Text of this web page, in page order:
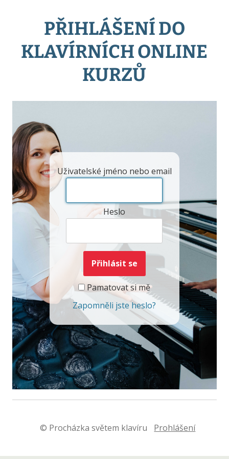
PŘIHLÁŠENÍ DO
KLAVÍRNÍCH ONLINE
KURZŮ
Uživatelské jméno nebo email
Heslo
Pamatovat si mě
Zapomněli jste heslo?
© Procházka světem klavíru Prohlášení